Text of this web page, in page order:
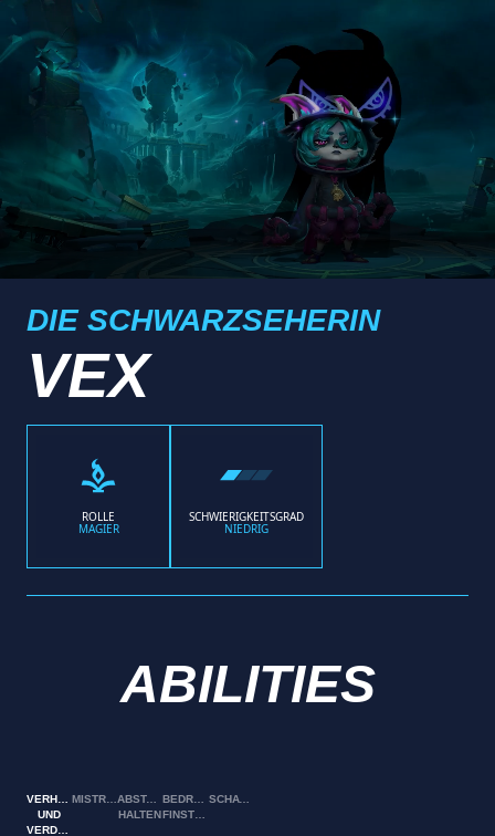
DIE SCHWARZSEHERIN
VEX
ROLLE
MAGIER
SCHWIERIGKEITSGRAD
NIEDRIG
ABILITIES
VERHÄNGNIS
UND
MISTRALSCHUSSABSTAND
HALTEN
BEDROHLICHESCHATTENFALL